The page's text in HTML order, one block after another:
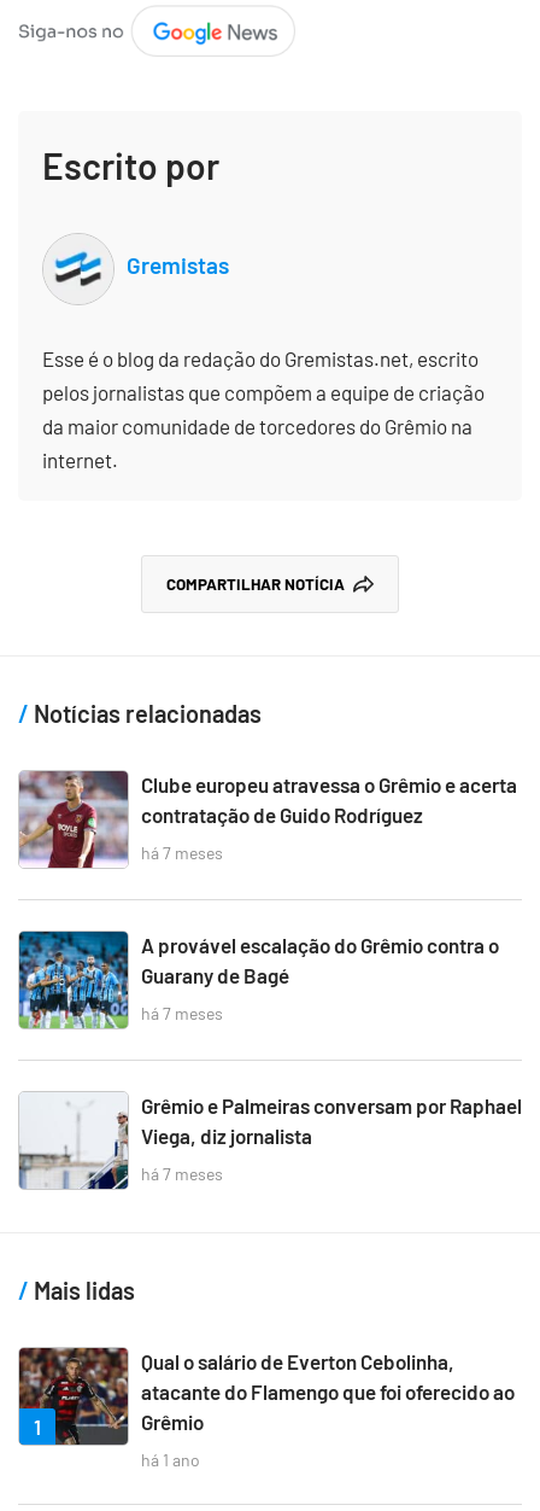
Escrito por
Gremistas
Esse é o blog da redação do Gremistas.net, escrito
pelos jornalistas que compõem a equipe de criação
da maior comunidade de torcedores do Grêmio na
internet.
COMPARTILHAR NOTÍCIA
Notícias relacionadas
Clube europeu atravessa o Grêmio e acerta
contratação de Guido Rodríguez
há 7 meses
A provável escalação do Grêmio contra o
Guarany de Bagé
há 7 meses
Grêmio e Palmeiras conversam por Raphael
Viega, diz jornalista
há 7 meses
Mais lidas
1
Qual o salário de Everton Cebolinha,
atacante do Flamengo que foi oferecido ao
Grêmio
há 1 ano